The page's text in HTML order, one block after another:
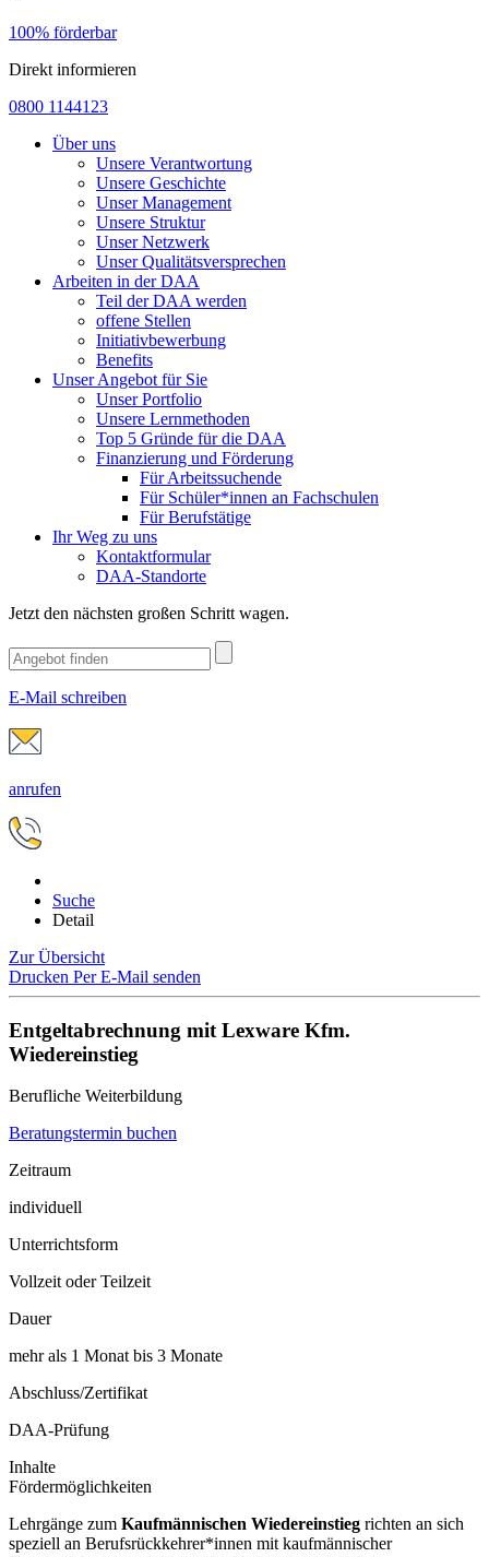
100% förderbar
Direkt informieren
0800 1144123
Über uns
Unsere Verantwortung
Unsere Geschichte
Unser Management
Unsere Struktur
Unser Netzwerk
Unser Qualitätsversprechen
Arbeiten in der DAA
Teil der DAA werden
offene Stellen
Initiativbewerbung
Benefits
Unser Angebot für Sie
Unser Portfolio
Unsere Lernmethoden
Top 5 Gründe für die DAA
Finanzierung und Förderung
Für Arbeitssuchende
Für Schüler*innen an Fachschulen
Für Berufstätige
Ihr Weg zu uns
Kontaktformular
DAA-Standorte
Jetzt den nächsten großen Schritt wagen.
E-Mail schreiben
anrufen
Suche
Detail
Zur Übersicht
Drucken Per E-Mail senden
Entgeltabrechnung mit Lexware Kfm.
Wiedereinstieg
Berufliche Weiterbildung
Beratungstermin buchen
Zeitraum
individuell
Unterrichtsform
Vollzeit oder Teilzeit
Dauer
mehr als 1 Monat bis 3 Monate
Abschluss/Zertifikat
DAA-Prüfung
Inhalte
Fördermöglichkeiten
Lehrgänge zum Kaufmännischen Wiedereinstieg richten an sich
speziell an Berufsrückkehrer*innen mit kaufmännischer